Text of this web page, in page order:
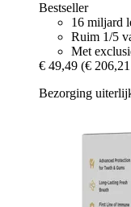
Bestseller
16 miljard
Ruim 1/5
Met
€ 49,49 (€
Bezorging